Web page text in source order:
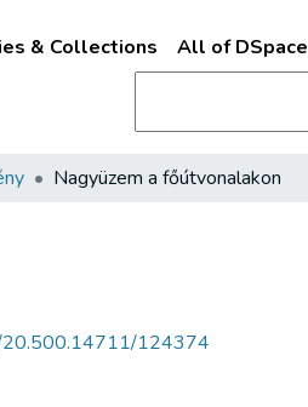
& Collections All of DSpace
Nagyüzem a főútvonalakon
20.500.14711/124374